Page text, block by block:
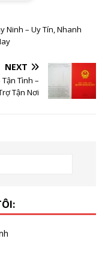
Ninh – Uy Tín, Nhanh
NEXT
Tình –
Tận Nơi